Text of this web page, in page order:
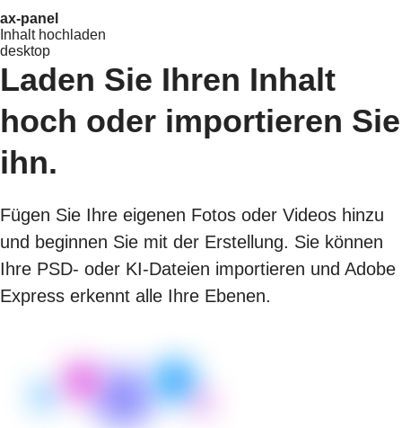
ax-panel
Inhalt hochladen
desktop
Laden Sie Ihren Inhalt
hoch oder importieren Sie
ihn.
Fügen Sie Ihre eigenen Fotos oder Videos hinzu
und beginnen Sie mit der Erstellung. Sie können
Ihre PSD- oder KI-Dateien importieren und Adobe
Express erkennt alle Ihre Ebenen.